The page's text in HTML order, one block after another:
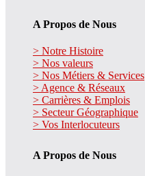
A Propos de Nous
> Notre Histoire
> Nos valeurs
> Nos Métiers & Services
> Agence & Réseaux
> Carrières & Emplois
> Secteur Géographique
> Vos Interlocuteurs
A Propos de Nous